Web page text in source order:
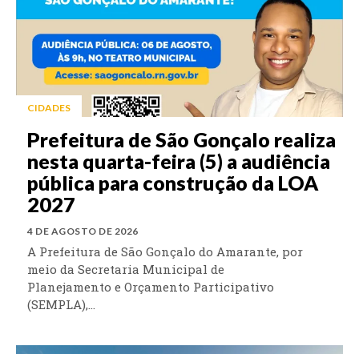
CIDADES
Prefeitura de São Gonçalo realiza
nesta quarta-feira (5) a audiência
pública para construção da LOA
2027
4 DE AGOSTO DE 2026
A Prefeitura de São Gonçalo do Amarante, por
meio da Secretaria Municipal de
Planejamento e Orçamento Participativo
(SEMPLA),...